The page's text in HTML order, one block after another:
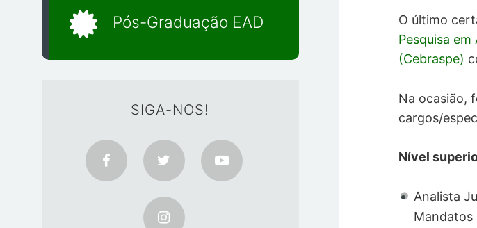
O último
Pesquisa
(Cebraspe)
Na ocasião,
cargos/
Nível
Analista
Mandatos
Pós-Graduação EAD
SIGA-NOS!